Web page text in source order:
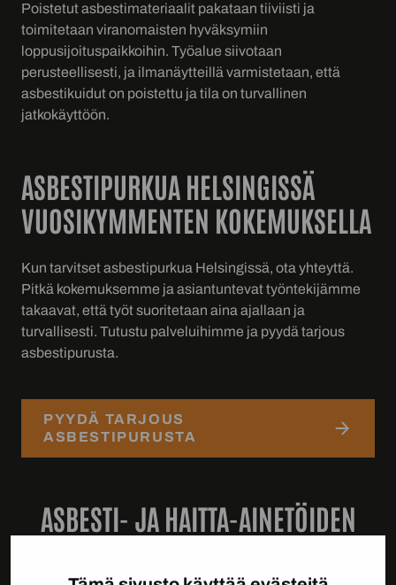
Poistetut asbestimateriaalit pakataan tiiviisti ja
toimitetaan viranomaisten hyväksymiin
loppusijoituspaikkoihin. Työalue siivotaan
perusteellisesti, ja ilmanäytteillä varmistetaan, että
asbestikuidut on poistettu ja tila on turvallinen
jatkokäyttöön.
ASBESTIPURKUA HELSINGISSÄ
VUOSIKYMMENTEN KOKEMUKSELLA
Kun tarvitset asbestipurkua Helsingissä, ota yhteyttä.
Pitkä kokemuksemme ja asiantuntevat työntekijämme
takaavat, että työt suoritetaan aina ajallaan ja
turvallisesti. Tutustu palveluihimme ja pyydä tarjous
asbestipurusta.
PYYDÄ TARJOUS
ASBESTIPURUSTA
ASBESTI- JA HAITTA-AINETÖIDEN